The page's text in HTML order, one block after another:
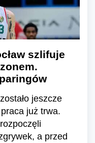
szlifuje
jeszcze
już trwa.
a przed